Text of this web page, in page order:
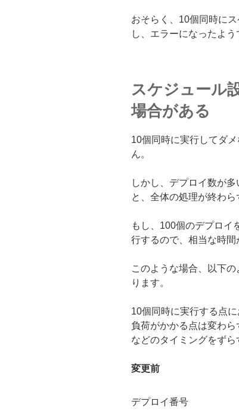
おそらく、10個同時に
し、エラーになったよう
スケジュール
場合がある
10個同時に実行してダ
ん。
しかし、デプロイ数が
と、全体の処理が終わら
もし、100個のデプロイ
行するので、相当な時間
このような場合、以下
ります。
10個同時に実行する点
負荷がかかる点は変わ
などのタイミングをずら
変更前
デプロイ番号